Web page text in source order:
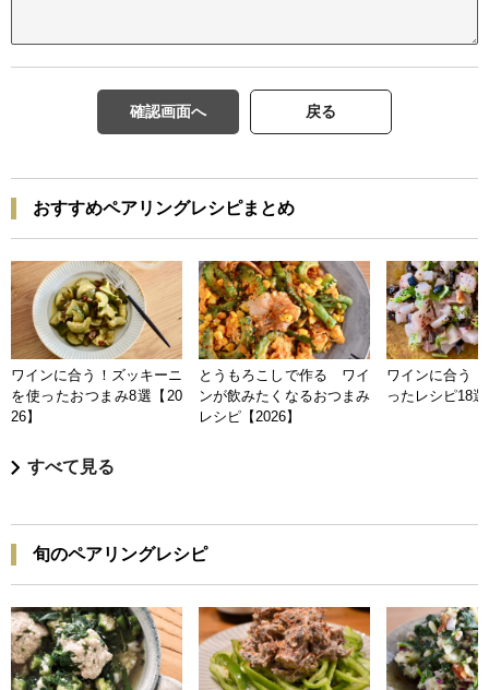
確認画面へ 戻る
おすすめペアリングレシピまとめ
ワインに合う！ズッキーニ
を使ったおつまみ8選【20
26】
とうもろこしで作る ワイ
ンが飲みたくなるおつまみ
レシピ【2026】
ワインに合う
ったレシピ18
すべて見る
旬のペアリングレシピ